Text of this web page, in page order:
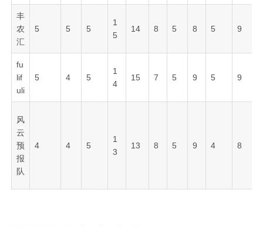
丰
农
汇
5 5 5
1
5
14 8 5 8 5 9
fu
lif
uli
5 4 5
1
4
15 7 5 9 5 9
风
云
预
报
队
4 4 5
1
3
13 8 5 9 4 8